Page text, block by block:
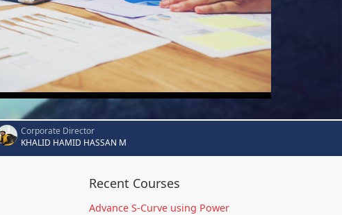
Corporate Director
KHALID HAMID HASSAN M
Recent Courses
Advance S-Curve using Power